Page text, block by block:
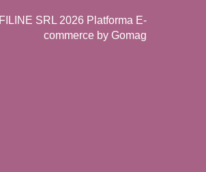
SRL 2026 Platforma E-
commerce by Gomag